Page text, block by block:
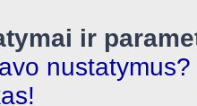
ir
nustatymus?